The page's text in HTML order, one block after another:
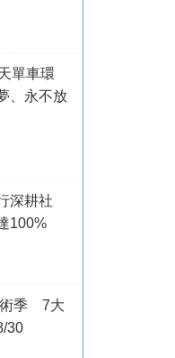
單車環
、永不放
深耕社
100%
術季 7大
30